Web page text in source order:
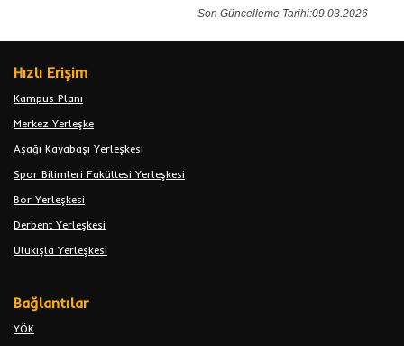
Son Güncelleme Tarihi:09.03.2026
Hızlı Erişim
Kampus Planı
Merkez Yerleşke
Aşağı Kayabaşı Yerleşkesi
Spor Bilimleri Fakültesi Yerleşkesi
Bor Yerleşkesi
Derbent Yerleşkesi
Ulukışla Yerleşkesi
Bağlantılar
YÖK